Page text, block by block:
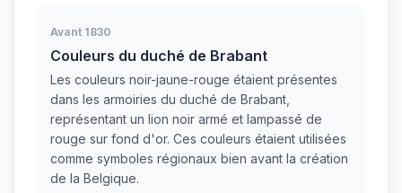
Avant 1830
Couleurs du duché de Brabant
Les couleurs noir-jaune-rouge étaient présentes
dans les armoiries du duché de Brabant,
représentant un lion noir armé et lampassé de
rouge sur fond d'or. Ces couleurs étaient utilisées
comme symboles régionaux bien avant la création
de la Belgique.